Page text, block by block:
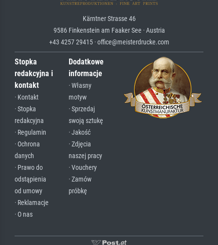
Kärntner Strasse 46
9586 Finkenstein am Faaker See · Austria
+43 4257 29415 · office@meisterdrucke.com
Stopka
redakcyjna i
kontakt
· Kontakt
· Stopka
redakcyjna
· Regulamin
· Ochrona
danych
· Prawo do
odstąpienia
od umowy
· Reklamacje
· O nas
Dodatkowe
informacje
· Własny
motyw
· Sprzedaj
swoją sztukę
· Jakość
· Zdjęcia
naszej pracy
· Vouchery
· Zamów
próbkę